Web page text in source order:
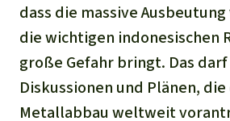
dass die massive
die wichtigen indonesischen
große Gefahr bringt. Das
Diskussionen und Plänen, die
Metallabbau weltweit